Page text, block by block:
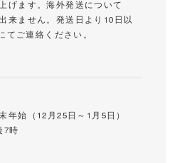
げます。海外発送について
来ません。発送日より10日以
てご連絡ください。
年始（12月25日～1月5日）
7時